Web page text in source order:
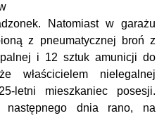
Natomiast w garażu
z pneumatycznej broń z
i 12 sztuk amunicji do
właścicielem nielegalnej
letni mieszkaniec posesji.
następnego dnia rano, na